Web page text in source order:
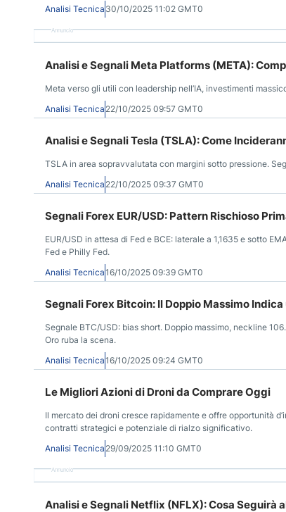
Analisi Tecnica 30/10/2025 11:02 GMT0
Annuncio
Analisi e Segnali Meta Platforms (META):
Meta verso gli utili con leadership nell’IA, investimenti
Analisi Tecnica 22/10/2025 09:57 GMT0
Analisi e Segnali Tesla (TSLA): Come
TSLA in area sopravvalutata con margini sotto pressione.
Analisi Tecnica 22/10/2025 09:37 GMT0
Segnali Forex EUR/USD: Pattern Rischioso
EUR/USD in attesa di Fed e BCE: laterale a 1,1635 e sotto
Fed e Philly Fed.
Analisi Tecnica16/10/2025 09:39 GMT0
Segnali Forex Bitcoin: Il Doppio Massimo
Segnale BTC/USD: bias short. Doppio massimo, neckline
Oro ruba la scena.
Analisi Tecnica16/10/2025 09:24 GMT0
Le Migliori Azioni di Droni da Comprare Oggi
Il mercato dei droni cresce rapidamente e offre opportunità
contratti strategici e potenziale di rialzo significativo.
Analisi Tecnica 29/09/2025 11:10 GMT0
Annuncio
Analisi e Segnali Netflix (NFLX): Cosa Seguirà